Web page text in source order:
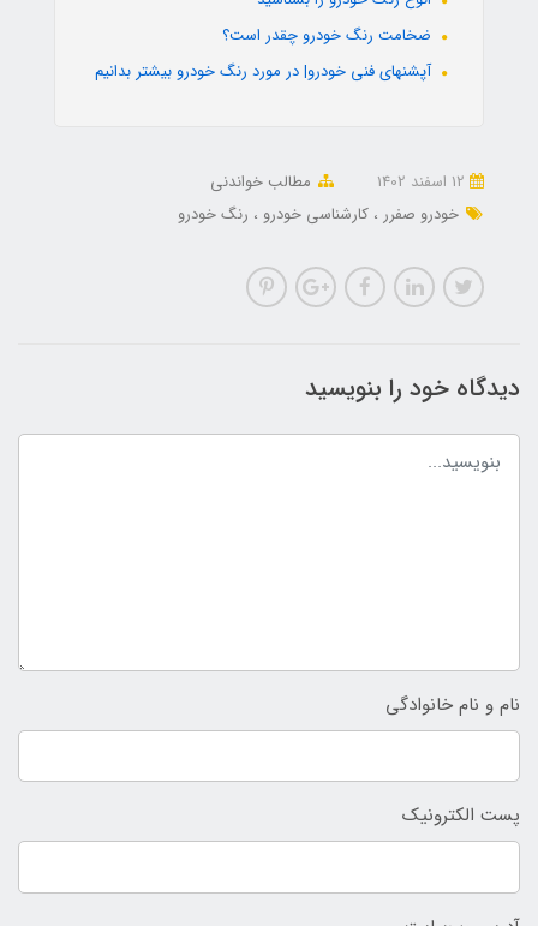
ضخامت رنگ خودرو چقدر است؟
آپشنهای فنی خودرو| در مورد رنگ خودرو بیشتر بدانیم
مطالب خواندنی
خودرو صفرر
کارشناسی خودرو رنگ خودرو
دیدگاه خود را بنویسید
نام و نام خانوادگی
پست الکترونیک